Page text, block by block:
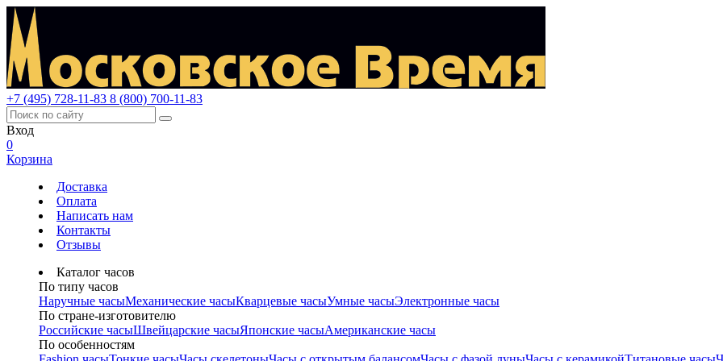
+7 (495) 728-11-83 8 (800) 700-11-83
Вход
0
Корзина
Доставка
Оплата
Написать нам
Контакты
Отзывы
Каталог часов
По типу часов
Наручные часыМеханические часыКварцевые часыУмные часыЭлектронные часы
По стране-изготовителю
Российские часыШвейцарские часыЯпонские часыАмериканские часы
По особенностям